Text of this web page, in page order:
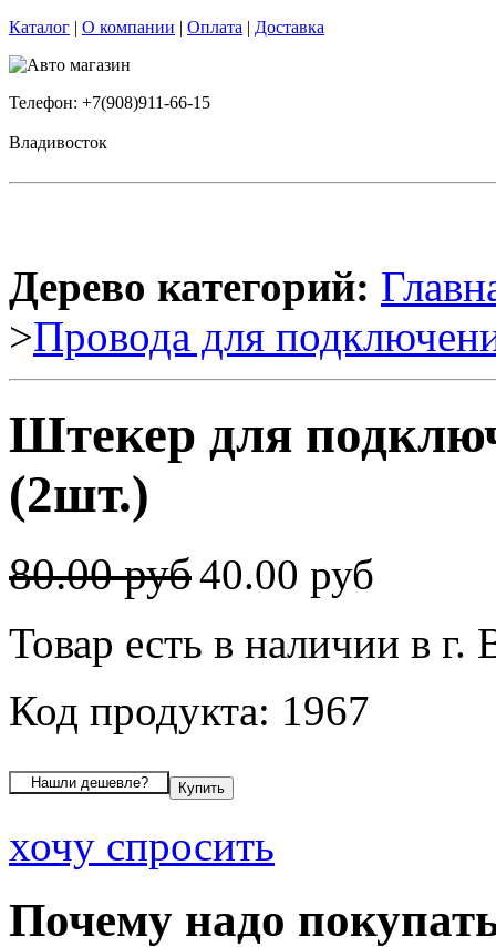
Каталог | О компании | Оплата | Доставка
Телефон: +7(908)911-66-15
Владивосток
Дерево категорий:
>Провода для
Штекер для
(2шт.)
80.00 руб40.00 руб
Товар есть в наличии в г.
Код продукта: 1967
хочу спросить
Почему надо